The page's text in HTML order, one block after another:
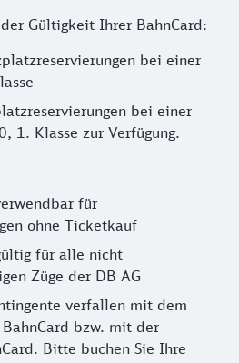
Gültigkeit Ihrer BahnCard:
bei einer
bei einer
1. Klasse zur Verfügung.
für
ohne Ticketkauf
für alle nicht
Züge der DB AG
verfallen mit dem
bzw. mit der
Bitte buchen Sie Ihre